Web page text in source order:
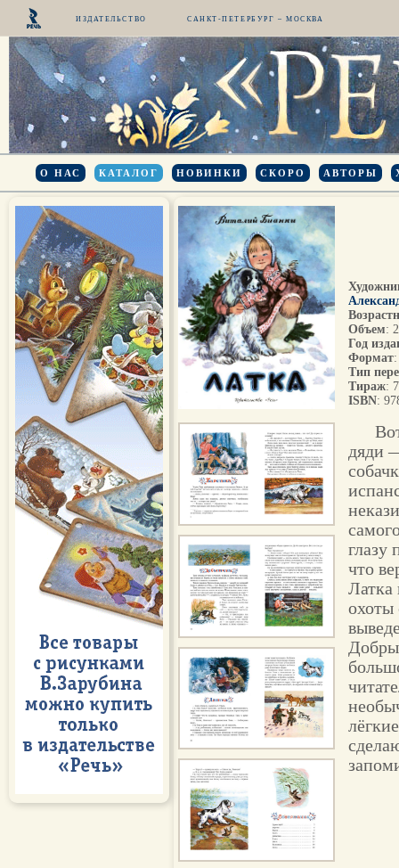
ИЗДАТЕЛЬСТВО САНКТ-ПЕТЕРБУРГ – МОСКВА
О НАС КАТАЛОГ НОВИНКИ СКОРО АВТОРЫ
Объем:
Год
Формат
Тип
Тираж:
ISBN:
дяди
глазу
что
Латка
охоты